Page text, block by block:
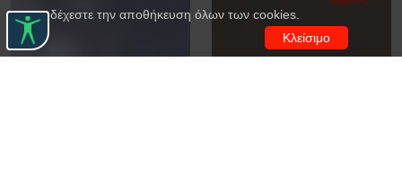
αποδέχεστε την αποθήκευση όλων των cookies.
Κλείσιμο